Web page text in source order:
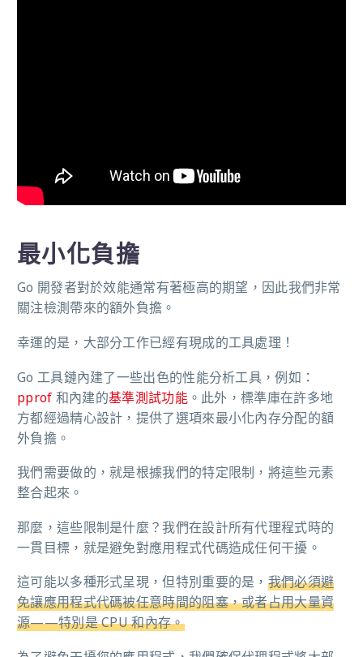
最小化負擔
Go 開發者對於效能通常有著極高的期望，因此我們非常
關注檢測帶來的額外負擔。
幸運的是，大部分工作已經有現成的工具處理！
Go 工具鏈內建了一些出色的性能分析工具，例如：
pprof 和內建的基準測試功能。此外，標準庫在許多地
方都經過精心設計，提供了選項來最小化內存分配的額
外負擔。
我們需要做的，就是根據我們的特定限制，將這些元素
整合起來。
那麼，這些限制是什麼？我們在設計所有代理程式時的
一貫目標，就是避免對應用程式代碼造成任何干擾。
這可能以多種形式呈現，但特別重要的是， 我們必須避
免讓應用程式代碼被任意時間的阻塞，或者占用大量資
源——特別是 CPU 和內存。